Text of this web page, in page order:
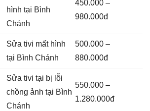
hình tại Bình
Chánh
450.000 –
980.000đ
Sửa tivi mất hình
tại Bình Chánh
500.000 –
880.000đ
Sửa tivi tại bị lỗi
chồng ảnh tại Bình
Chánh
550.000 –
1.280.000đ